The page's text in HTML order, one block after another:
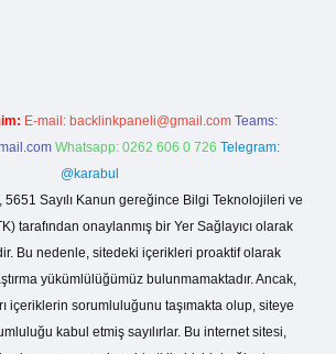
E-mail: backlinkpaneli@gmail.com Teams:
Whatsapp: 0262 606 0 726 Telegram:
@karabul
5651 Sayılı Kanun gereğince Bilgi Teknolojileri ve
tarafından onaylanmış bir Yer Sağlayıcı olarak
Bu nedenle, sitedeki içerikleri proaktif olarak
yükümlülüğümüz bulunmamaktadır. Ancak,
içeriklerin sorumluluğunu taşımakta olup, siteye
kabul etmiş sayılırlar. Bu internet sitesi,